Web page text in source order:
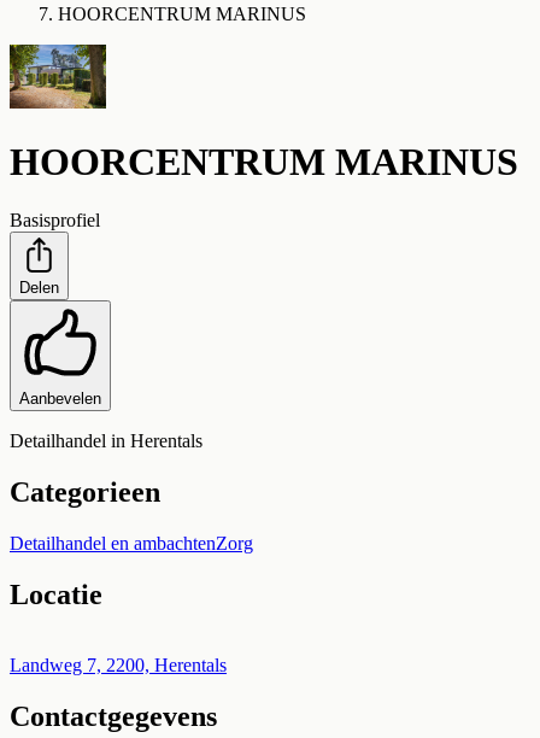
HOORCENTRUM MARINUS
HOORCENTRUM MARINUS
Basisprofiel
Delen
Aanbevelen
Detailhandel in Herentals
Categorieen
Detailhandel en ambachtenZorg
Locatie
+
−
Landweg 7, 2200, Herentals
Contactgegevens